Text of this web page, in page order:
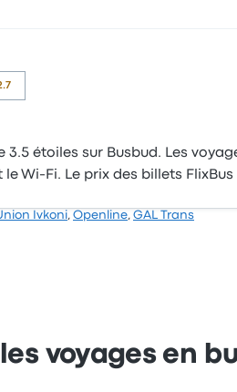
étoiles sur Busbud. Les
Wi-Fi. Le prix des billets
Ivkoni, Openline, GAL Trans
voyages en